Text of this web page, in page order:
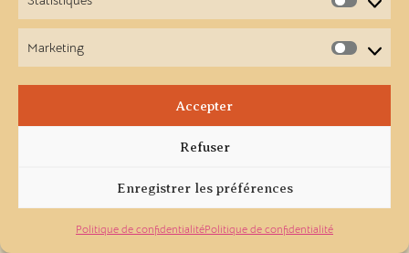
Marketing
Accepter
Refuser
Enregistrer les préférences
Politique de confidentialitéPolitique de confidentialité